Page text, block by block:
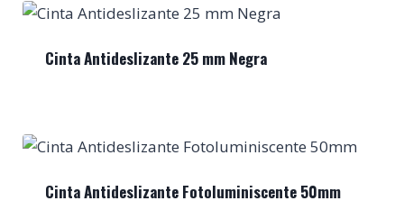
Cinta Antideslizante 25 mm Negra
Cinta Antideslizante Fotoluminiscente 50mm